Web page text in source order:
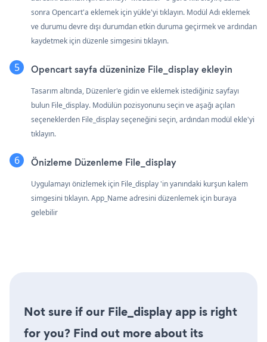
sonra Opencart'a eklemek için yükle'yi tıklayın. Modül Adı eklemek
ve durumu devre dışı durumdan etkin duruma geçirmek ve ardından
kaydetmek için düzenle simgesini tıklayın.
Opencart sayfa düzeninize File_display ekleyin
Tasarım altında, Düzenler'e gidin ve eklemek istediğiniz sayfayı
bulun File_display. Modülün pozisyonunu seçin ve aşağı açılan
seçeneklerden File_display seçeneğini seçin, ardından modül ekle'yi
tıklayın.
Önizleme Düzenleme File_display
Uygulamayı önizlemek için File_display 'in yanındaki kurşun kalem
simgesini tıklayın. App_Name adresini düzenlemek için buraya
gelebilir
Not sure if our File_display app is right
for you? Find out more about its